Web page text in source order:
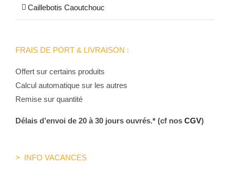
Caillebotis Caoutchouc
FRAIS DE PORT & LIVRAISON :
Offert sur certains produits
Calcul automatique sur les autres
Remise sur quantité
Délais d’envoi de 20 à 30 jours ouvrés.* (cf nos CGV)
> INFO VACANCES